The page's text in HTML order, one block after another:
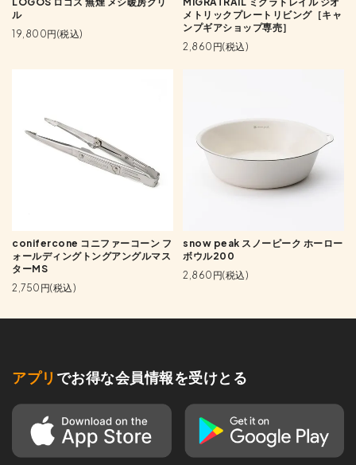
ル
19,800円(税込)
メトリックプレートリビング［キャ
ンプギアショップ専売］
2,860円(税込)
conifercone コニファーコーン フ
ォールディングトングアングルマス
ターMS
2,750円(税込)
snow peak スノーピーク ホーロー
ボウル200
2,860円(税込)
アプリ でお得な会員情報を受けとる